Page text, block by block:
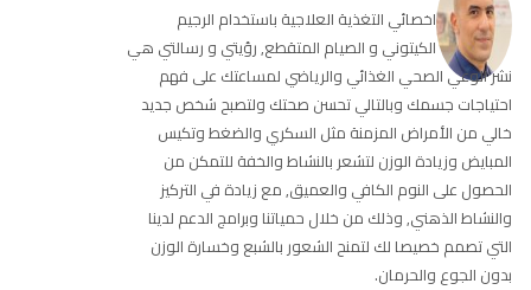
اخصائي التغذية العلاجية باستخدام الرجيم
الكيتوني و الصيام المتقطع, رؤيتي و رسالتي هي
نشر الوعي الصحي الغذائي والرياضي لمساعتك على فهم
احتياجات جسمك وبالتالي تحسن صحتك ولتصبح شخص جديد
خالي من الأمراض المزمنة مثل السكري والضغط وتكيس
المبايض وزيادة الوزن لتشعر بالنشاط والخفة للتمكن من
الحصول على النوم الكافي والعميق, مع زيادة في التركيز
والنشاط الذهني, وذلك من خلال حمياتنا وبرامج الدعم لدينا
التي تصمم خصيصا لك لتمنح الشعور بالشبع وخسارة الوزن
بدون الجوع والحرمان.